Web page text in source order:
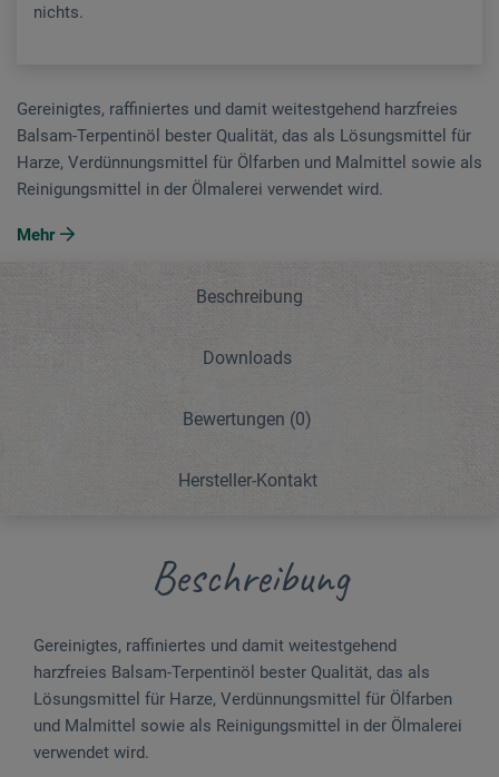
nichts.
Gereinigtes, raffiniertes und damit weitestgehend harzfreies
Balsam-Terpentinöl bester Qualität, das als Lösungsmittel für
Harze, Verdünnungsmittel für Ölfarben und Malmittel sowie als
Reinigungsmittel in der Ölmalerei verwendet wird.
Mehr
Beschreibung
Downloads
Bewertungen (0)
Hersteller-Kontakt
Beschreibung
Gereinigtes, raffiniertes und damit weitestgehend
harzfreies Balsam-Terpentinöl bester Qualität, das als
Lösungsmittel für Harze, Verdünnungsmittel für Ölfarben
und Malmittel sowie als Reinigungsmittel in der Ölmalerei
verwendet wird.